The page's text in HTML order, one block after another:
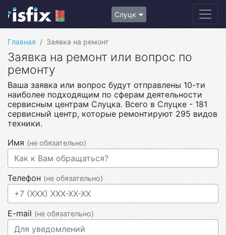
Слуцк
Главная Заявка на ремонт
Заявка на ремонт или вопрос по
ремонту
Ваша заявка или вопрос будут отправлены 10-ти
наиболее подходящим по сферам деятельности
сервисным центрам Слуцка. Всего в Слуцке - 181
сервисный центр, которые ремонтируют 295 видов
техники.
Имя (не обязательно)
Телефон (не обязательно)
E-mail (не обязательно)